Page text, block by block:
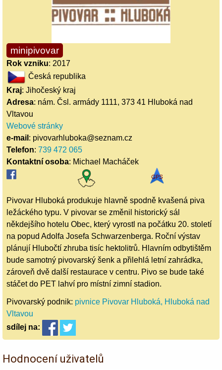
minipivovar
Rok vzniku: 2017
Česká republika
Kraj: Jihočeský kraj
Adresa: nám. Čsl. armády 1111, 373 41 Hluboká nad
Vltavou
Webové stránky
e-mail : pivovarhluboka@seznam.cz
Telefon: 739 472 065
Kontaktní osoba: Michael Macháček
Pivovar Hluboká produkuje hlavně spodně kvašená piva
ležáckého typu. V pivovar se změnil historický sál
někdejšího hotelu Obec, který vyrostl na počátku 20. století
na popud Adolfa Josefa Schwarzenberga. Roční výstav
plánují Hlubočtí zhruba tisíc hektolitrů. Hlavním odbytištěm
bude samotný pivovarský šenk a přilehlá letní zahrádka,
zároveň dvě další restaurace v centru. Pivo se bude také
stáčet do PET lahví pro místní zimní stadion.
Pivovarský podnik: pivnice Pivovar Hluboká, Hluboká nad
Vltavou
sdílej na:
Hodnocení uživatelů